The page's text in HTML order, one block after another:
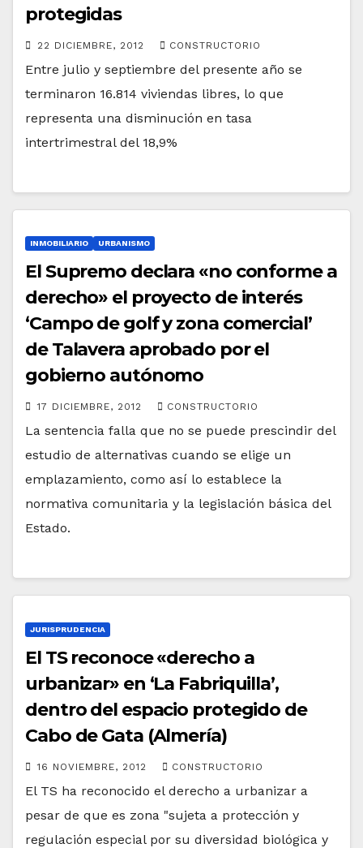
protegidas
22 DICIEMBRE, 2012 CONSTRUCTORIO
Entre julio y septiembre del presente año se
terminaron 16.814 viviendas libres, lo que
representa una disminución en tasa
intertrimestral del 18,9%
INMOBILIARIO URBANISMO
El Supremo declara «no conforme a
derecho» el proyecto de interés
‘Campo de golf y zona comercial’
de Talavera aprobado por el
gobierno autónomo
17 DICIEMBRE, 2012 CONSTRUCTORIO
La sentencia falla que no se puede prescindir del
estudio de alternativas cuando se elige un
emplazamiento, como así lo establece la
normativa comunitaria y la legislación básica del
Estado.
JURISPRUDENCIA
El TS reconoce «derecho a
urbanizar» en ‘La Fabriquilla’,
dentro del espacio protegido de
Cabo de Gata (Almería)
16 NOVIEMBRE, 2012 CONSTRUCTORIO
El TS ha reconocido el derecho a urbanizar a
pesar de que es zona "sujeta a protección y
regulación especial por su diversidad biológica y